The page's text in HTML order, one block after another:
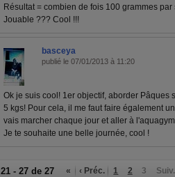
Résultat = combien de fois 100 grammes par
Jouable ??? Cool !!!
basceya
publié le 07/01/2013 à 11:20
Ok je suis cool! 1er objectif, aborder Pâques
5 kgs! Pour cela, il me faut faire également
vais marcher chaque jour et aller à
Je te souhaite une belle journée, cool !
21 - 27 de 27 « ‹ Préc. 1 2 3 Suiv.